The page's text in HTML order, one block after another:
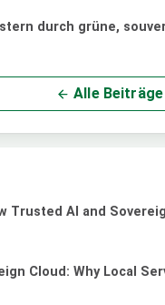
durch grüne,
Alle Beiträge
Trusted AI and
Cloud: Why Local